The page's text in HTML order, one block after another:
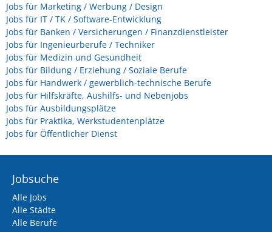
Jobs für Marketing / Werbung / Design
Jobs für IT / TK / Software-Entwicklung
Jobs für Banken / Versicherungen / Finanzdienstleister
Jobs für Ingenieurberufe / Techniker
Jobs für Medizin und Gesundheit
Jobs für Bildung / Erziehung / Soziale Berufe
Jobs für Handwerk / gewerblich-technische Berufe
Jobs für Hilfskräfte, Aushilfs- und Nebenjobs
Jobs für Ausbildungsplätze
Jobs für Praktika, Werkstudentenplätze
Jobs für Öffentlicher Dienst
Jobsuche
Alle Jobs
Alle Städte
Alle Berufe